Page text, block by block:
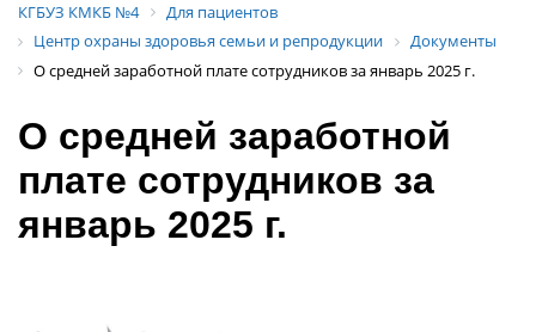
КГБУЗ КМКБ №4
Для пациентов
Центр охраны здоровья семьи и репродукции
Документы
О средней заработной плате сотрудников за январь 2025 г.
О средней заработной
плате сотрудников за
январь 2025 г.